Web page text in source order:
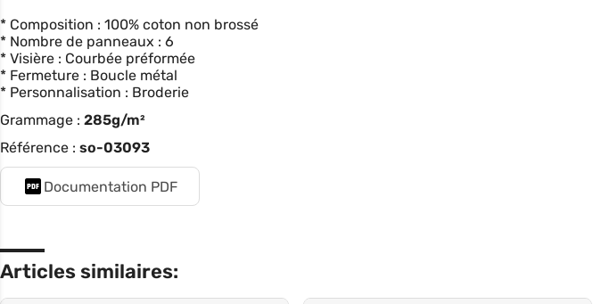
* Composition : 100% coton non brossé
* Nombre de panneaux : 6
* Visière : Courbée préformée
* Fermeture : Boucle métal
* Personnalisation : Broderie
Grammage : 285g/m²
Référence : so-03093
Documentation PDF
Articles similaires: